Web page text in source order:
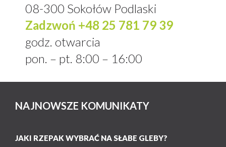
08-300 Sokołów Podlaski
Zadzwoń +48 25 781 79 39
godz. otwarcia
pon. – pt. 8:00 – 16:00
NAJNOWSZE KOMUNIKATY
JAKI RZEPAK WYBRAĆ NA SŁABE GLEBY?